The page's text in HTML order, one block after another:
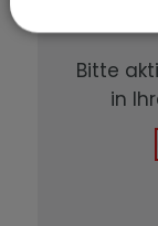
Bitte
in